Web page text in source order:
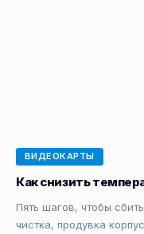
ВИДЕОКАРТЫ
Как снизить
Пять шагов, чтобы
чистка, продувка